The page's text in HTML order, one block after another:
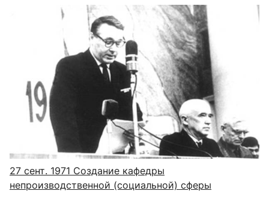
27 сент. 1971 Создание кафедры
непроизводственной (социальной) сферы